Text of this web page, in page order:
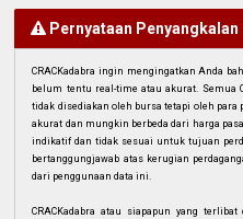
Pernyataan Penyangkalan
CRACKadabra ingin mengingatkan Anda
belum tentu real-time atau akurat. Semua
tidak disediakan oleh bursa tetapi oleh
akurat dan mungkin berbeda dari harga
indikatif dan tidak sesuai untuk tujuan
bertanggungjawab atas kerugian
dari penggunaan data ini.
CRACKadabra atau siapapun yang